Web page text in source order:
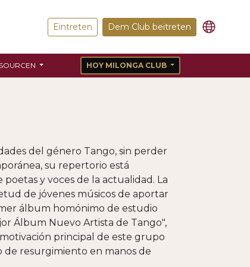
Eintreten Dem Club beitreten
HOY MILONGA CLUB
del género Tango, sin perder
su repertorio está
y voces de la actualidad. La
de jóvenes músicos de aportar
álbum homónimo de estudio
Álbum Nuevo Artista de Tango",
principal de este grupo
resurgimiento en manos de